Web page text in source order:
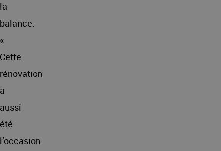
la
balance.
«
Cette
rénovation
a
aussi
été
l’occasion